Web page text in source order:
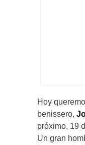
Hoy
benissero,
próximo, 19
Un gran